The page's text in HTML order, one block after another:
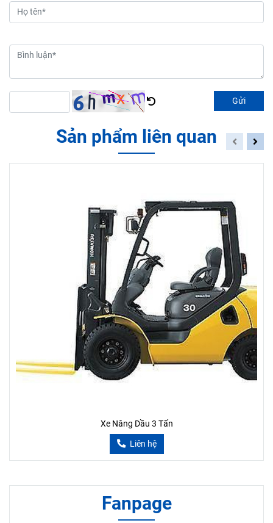
Gửi
Sản phẩm liên quan
Xe Nâng Dầu 3 Tấn
Liên hệ
Fanpage